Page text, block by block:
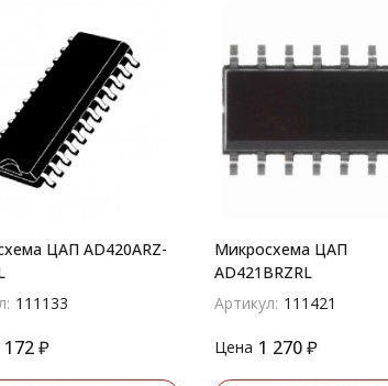
ЦАП AD420ARZ-
111133
172 ₽
Микросхема ЦАП
AD421BRZRL
Артикул: 111421
Цена 1 270 ₽